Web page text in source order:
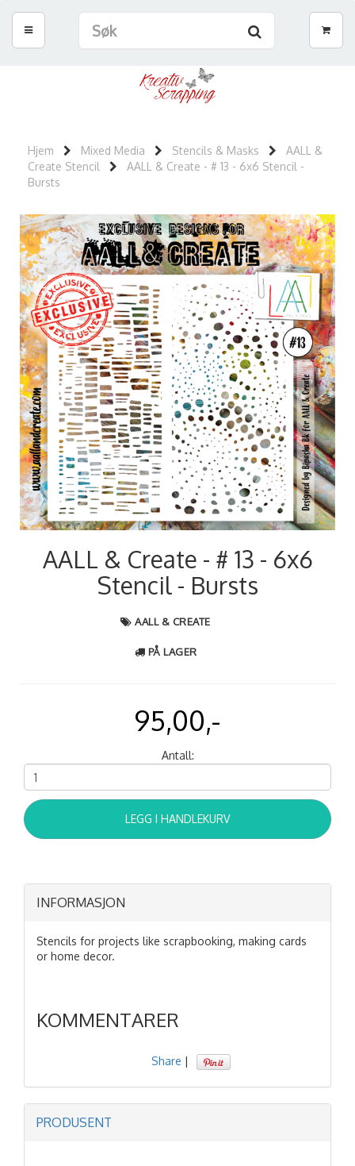
Hjem Mixed Media Stencils & Masks
AALL &
Create Stencil
AALL & Create - # 13 - 6x6 Stencil -
Bursts
AALL & Create - # 13 - 6x6
Stencil - Bursts
AALL & CREATE
PÅ LAGER
95,00,-
Antall:
LEGG I HANDLEKURV
INFORMASJON
Stencils for projects like scrapbooking, making cards
or home decor.
KOMMENTARER
Share |
PRODUSENT